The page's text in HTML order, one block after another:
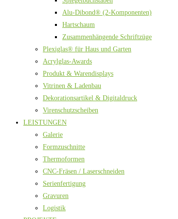
Alu-Dibond® (2-Komponenten)
Hartschaum
Zusammenhängende Schriftzüge
Plexiglas® für Haus und Garten
Acrylglas-Awards
Produkt & Warendisplays
Vitrinen & Ladenbau
Dekorationsartikel & Digitaldruck
Virenschutzscheiben
LEISTUNGEN
Galerie
Formzuschnitte
Thermoformen
CNC-Fräsen / Laserschneiden
Serienfertigung
Gravuren
Logistik